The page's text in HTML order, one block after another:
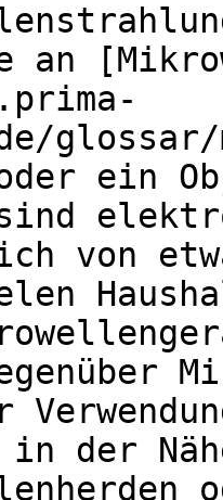
an
ein
von
der